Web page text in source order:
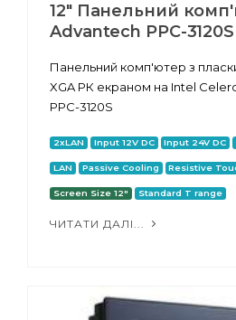
12" Панельний
Advantech PPC-3120S
Панельний комп'ютер з
XGA РК екраном на Intel
PPC-3120S
2xLAN Input 12V DC Input 24V DC
LAN Passive Cooling Resistive
Screen Size 12" Standard T range
ЧИТАТИ ДАЛІ...